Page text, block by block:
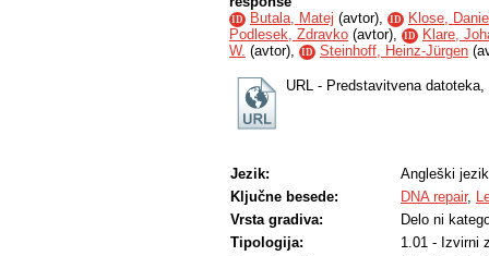
ID Butala, Matej (avtor), ID
Klose,
Podlesek, Zdravko (avtor), ID
Klare,
W. (avtor), ID Steinhoff, Heinz-Jürgen (
URL - Predstavitvena
Jezik:
Angleški jezik
Ključne besede:
DNA repair,
Vrsta gradiva:
Delo ni
Tipologija:
1.01 - Izvirni